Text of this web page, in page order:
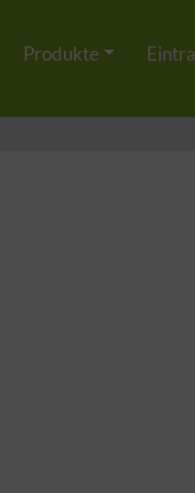
Produkte